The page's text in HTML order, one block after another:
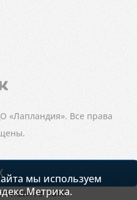
Все права
мы используем
нам!